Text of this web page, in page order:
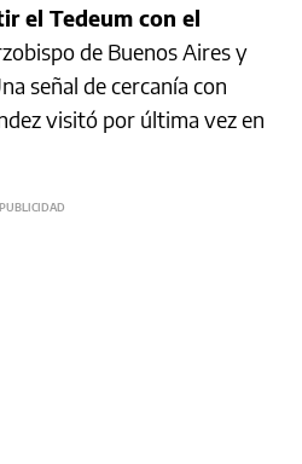
el Tedeum con el
de Buenos Aires y
señal de cercanía con
visitó por última vez en